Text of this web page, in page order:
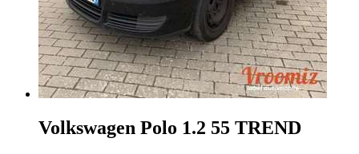
Volkswagen Polo 1.2 55 TREND